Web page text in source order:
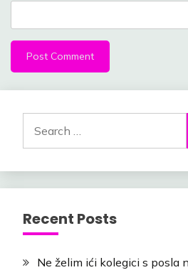
for:
Recent Posts
Ne želim ići kolegici s posla